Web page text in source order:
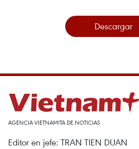
Descargar
AGENCIA VIETNAMITA DE NOTICIAS
Editor en jefe: TRAN TIEN DUAN